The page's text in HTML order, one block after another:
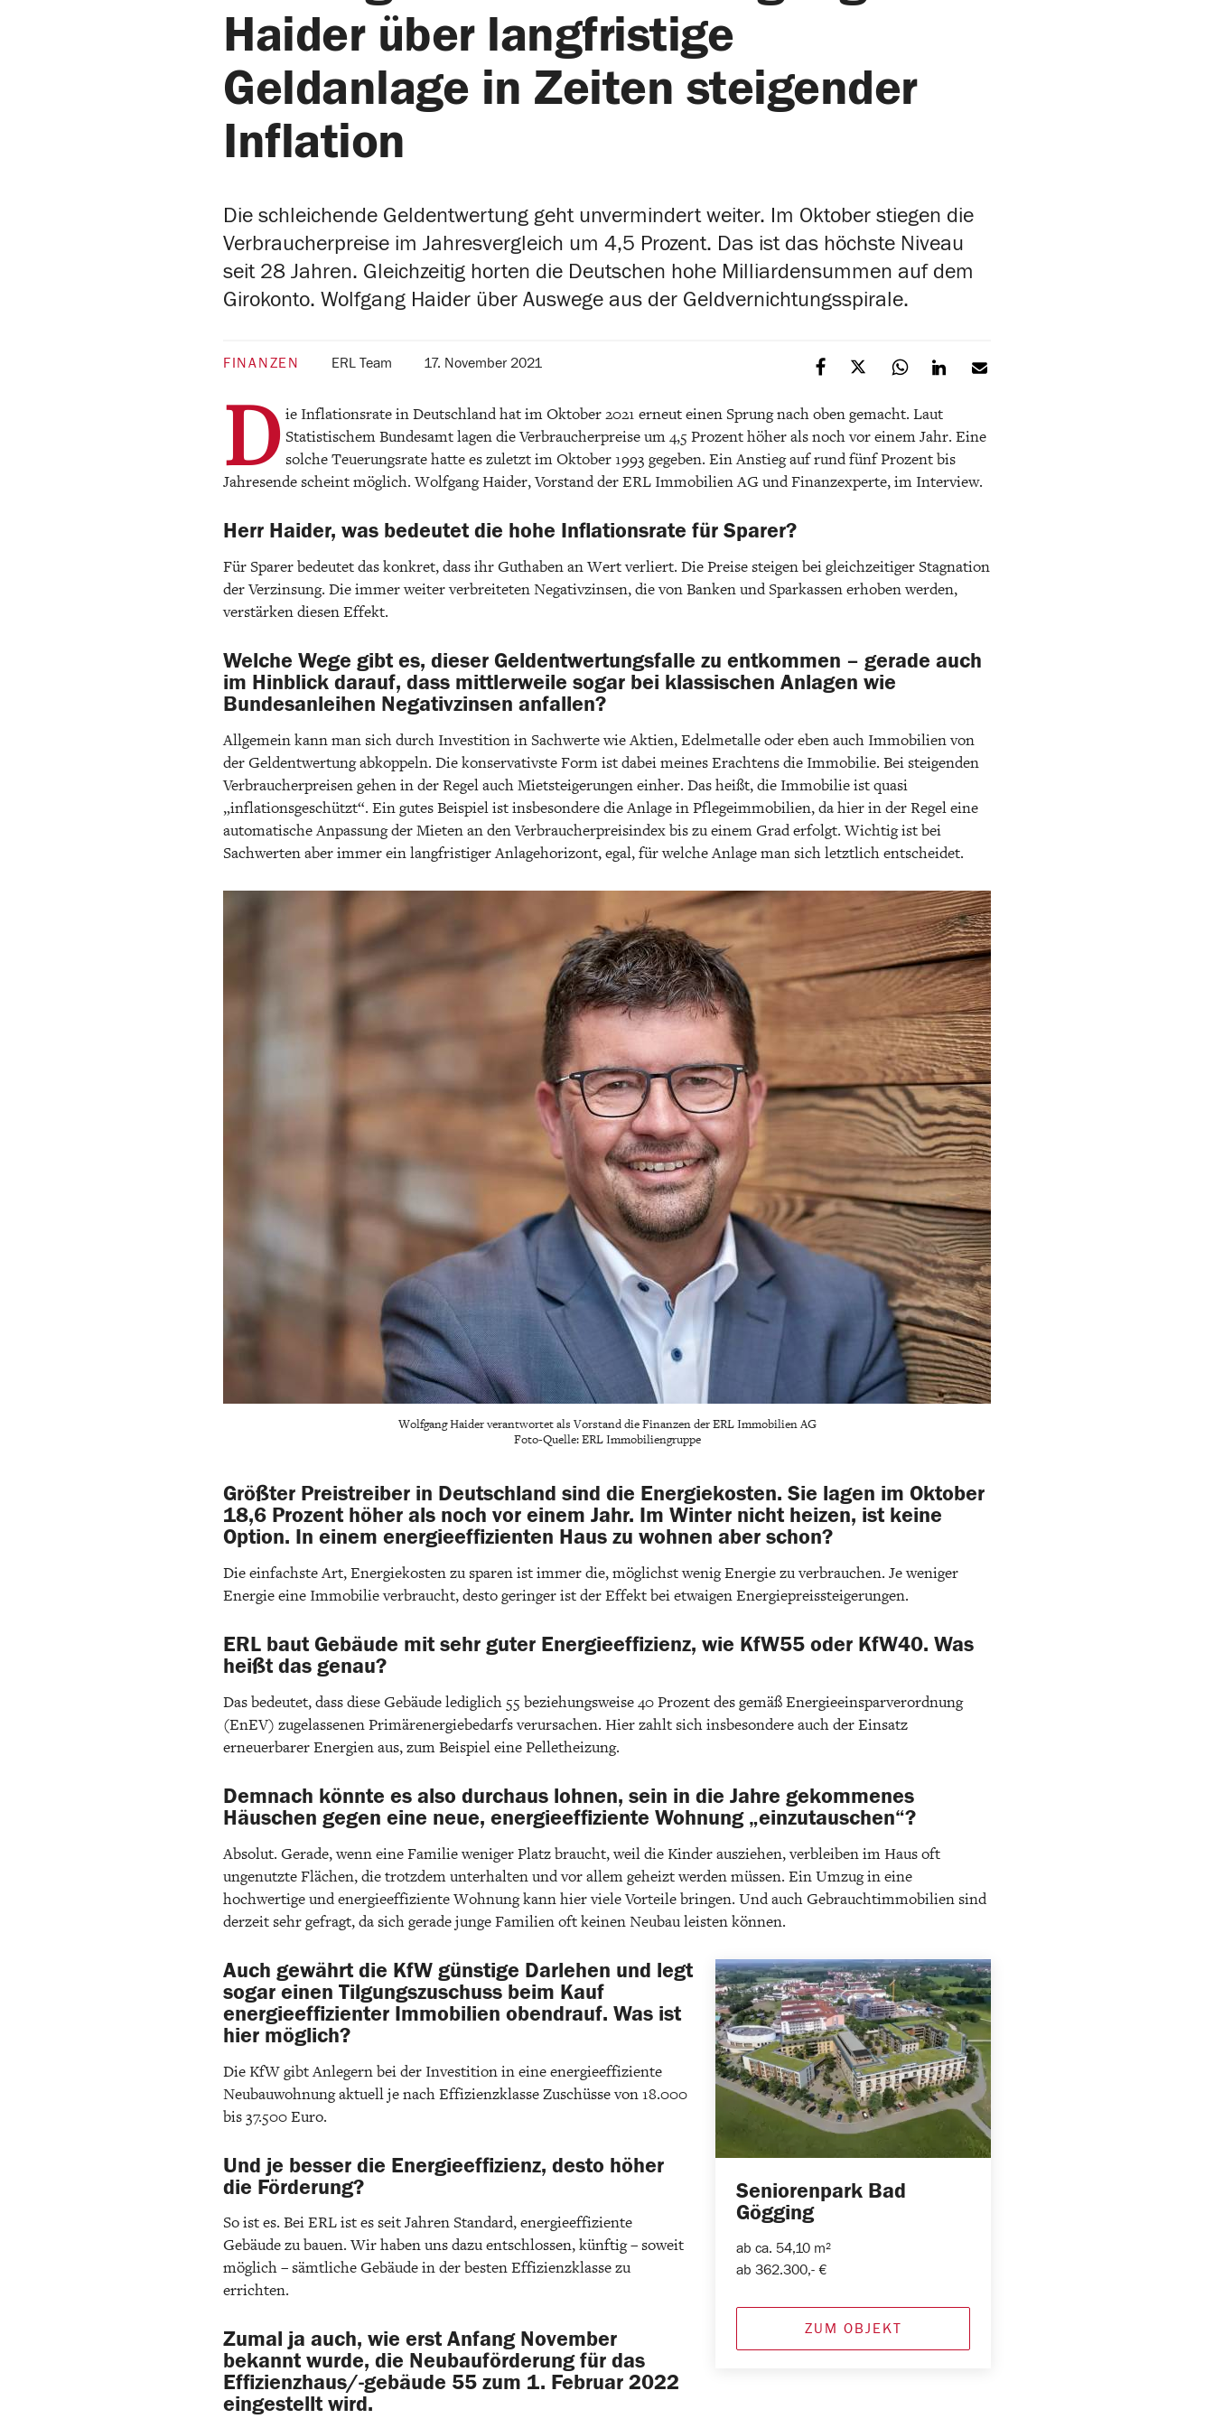
Haider über langfristige
Geldanlage in Zeiten steigender
Inflation
Die schleichende Geldentwertung geht unvermindert weiter. Im Oktober stiegen die
Verbraucherpreise im Jahresvergleich um 4,5 Prozent. Das ist das höchste Niveau
seit 28 Jahren. Gleichzeitig horten die Deutschen hohe Milliardensummen auf dem
Girokonto. Wolfgang Haider über Auswege aus der Geldvernichtungsspirale.
FINANZEN ERL Team 17. November 2021
D ie Inflationsrate in Deutschland hat im Oktober 2021 erneut einen Sprung nach oben gemacht. Laut
Statistischem Bundesamt lagen die Verbraucherpreise um 4,5 Prozent höher als noch vor einem Jahr. Eine
solche Teuerungsrate hatte es zuletzt im Oktober 1993 gegeben. Ein Anstieg auf rund fünf Prozent bis
Jahresende scheint möglich. Wolfgang Haider, Vorstand der ERL Immobilien AG und Finanzexperte, im Interview.
Herr Haider, was bedeutet die hohe Inflationsrate für Sparer?
Für Sparer bedeutet das konkret, dass ihr Guthaben an Wert verliert. Die Preise steigen bei gleichzeitiger Stagnation
der Verzinsung. Die immer weiter verbreiteten Negativzinsen, die von Banken und Sparkassen erhoben werden,
verstärken diesen Effekt.
Welche Wege gibt es, dieser Geldentwertungsfalle zu entkommen – gerade auch
im Hinblick darauf, dass mittlerweile sogar bei klassischen Anlagen wie
Bundesanleihen Negativzinsen anfallen?
Allgemein kann man sich durch Investition in Sachwerte wie Aktien, Edelmetalle oder eben auch Immobilien von
der Geldentwertung abkoppeln. Die konservativste Form ist dabei meines Erachtens die Immobilie. Bei steigenden
Verbraucherpreisen gehen in der Regel auch Mietsteigerungen einher. Das heißt, die Immobilie ist quasi
„inflationsgeschützt“. Ein gutes Beispiel ist insbesondere die Anlage in Pflegeimmobilien, da hier in der Regel eine
automatische Anpassung der Mieten an den Verbraucherpreisindex bis zu einem Grad erfolgt. Wichtig ist bei
Sachwerten aber immer ein langfristiger Anlagehorizont, egal, für welche Anlage man sich letztlich entscheidet.
Wolfgang Haider verantwortet als Vorstand die Finanzen der ERL Immobilien AG
Foto-Quelle: ERL Immobiliengruppe
Größter Preistreiber in Deutschland sind die Energiekosten. Sie lagen im Oktober
18,6 Prozent höher als noch vor einem Jahr. Im Winter nicht heizen, ist keine
Option. In einem energieeffizienten Haus zu wohnen aber schon?
Die einfachste Art, Energiekosten zu sparen ist immer die, möglichst wenig Energie zu verbrauchen. Je weniger
Energie eine Immobilie verbraucht, desto geringer ist der Effekt bei etwaigen Energiepreissteigerungen.
ERL baut Gebäude mit sehr guter Energieeffizienz, wie KfW55 oder KfW40. Was
heißt das genau?
Das bedeutet, dass diese Gebäude lediglich 55 beziehungsweise 40 Prozent des gemäß Energieeinsparverordnung
(EnEV) zugelassenen Primärenergiebedarfs verursachen. Hier zahlt sich insbesondere auch der Einsatz
erneuerbarer Energien aus, zum Beispiel eine Pelletheizung.
Demnach könnte es also durchaus lohnen, sein in die Jahre gekommenes
Häuschen gegen eine neue, energieeffiziente Wohnung „einzutauschen“?
Absolut. Gerade, wenn eine Familie weniger Platz braucht, weil die Kinder ausziehen, verbleiben im Haus oft
ungenutzte Flächen, die trotzdem unterhalten und vor allem geheizt werden müssen. Ein Umzug in eine
hochwertige und energieeffiziente Wohnung kann hier viele Vorteile bringen. Und auch Gebrauchtimmobilien sind
derzeit sehr gefragt, da sich gerade junge Familien oft keinen Neubau leisten können.
Seniorenpark Bad
Gögging
ab ca. 54,10 m²
ab 362.300,- €
ZUM OBJEKT
Auch gewährt die KfW günstige Darlehen und legt
sogar einen Tilgungszuschuss beim Kauf
energieeffizienter Immobilien obendrauf. Was ist
hier möglich?
Die KfW gibt Anlegern bei der Investition in eine energieeffiziente
Neubauwohnung aktuell je nach Effizienzklasse Zuschüsse von 18.000
bis 37.500 Euro.
Und je besser die Energieeffizienz, desto höher
die Förderung?
So ist es. Bei ERL ist es seit Jahren Standard, energieeffiziente
Gebäude zu bauen. Wir haben uns dazu entschlossen, künftig – soweit
möglich – sämtliche Gebäude in der besten Effizienzklasse zu
errichten.
Zumal ja auch, wie erst Anfang November
bekannt wurde, die Neubauförderung für das
Effizienzhaus/-gebäude 55 zum 1. Februar 2022
eingestellt wird.